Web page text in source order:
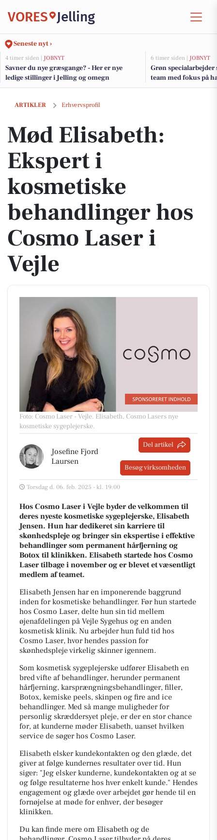
VORES Jelling
Seneste nyt ›
4 timer siden | JOBNYT
Savner du nye græsgange? - Her er nye
ledige stillinger i Jelling og omegn
6 timer siden | JOBNYT
Grøn specialarbejder
team med fokus på
ARTIKLER Erhvervsprofil
Mød Elisabeth: Ekspert i kosmetiske behandlinger hos Cosmo Laser
Mød Elisabeth:
Ekspert i
kosmetiske
behandlinger hos
Cosmo Laser i
Vejle
Foto: Cosmo Laser - Vejle. Elisabeth, Cosmo Lasers nye
kosmetiske sygeplejerske.
Josefine Fjord
Laursen
Del artikel
Besøg virksomheden
Torsdag d. 06. feb. 2025 - kl. 19:00
Hos Cosmo Laser i Vejle byder de velkommen til
deres nyeste kosmetiske sygeplejerske, Elisabeth
Jensen. Hun har dedikeret sin karriere til
skønhedspleje og bringer sin ekspertise i effektive
behandlinger som permanent hårfjerning og
Botox til klinikken. Elisabeth startede hos Cosmo
Laser tilbage i november og er blevet et væsentligt
medlem af teamet.
Elisabeth Jensen har en imponerende baggrund
inden for kosmetiske behandlinger. Før hun startede
hos Cosmo Laser, delte hun sin tid mellem
øjenafdelingen på Vejle Sygehus og en anden
kosmetisk klinik. Nu arbejder hun fuld tid hos
Cosmo Laser, hvor hendes passion for
skønhedspleje virkelig skinner igennem.
Som kosmetisk sygeplejerske udfører Elisabeth en
bred vifte af behandlinger, herunder permanent
hårfjerning, karsprængningsbehandlinger, filler,
Botox, kemiske peels, skinpen og fire and ice
behandlinger. Med så mange muligheder for
personlig skræddersyet pleje, er der en stor chance
for, at kunderne møder Elisabeth, uanset hvilken
service de søger hos Cosmo Laser.
Elisabeth elsker kundekontakten og den glæde, det
giver at følge kundernes resultater over tid. Hun
siger: "Jeg elsker kunderne, kundekontakten og at se
og følge resultaterne hos hver enkelt kunde." Hendes
engagement og glæde over arbejdet gør hende til en
fornøjelse at møde for enhver, der besøger
klinikken.
Du kan finde mere om Elisabeth og de